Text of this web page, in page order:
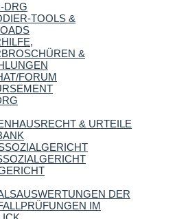
DRG
TOOLS &
&
FORUM
& URTEILE
DER
IM